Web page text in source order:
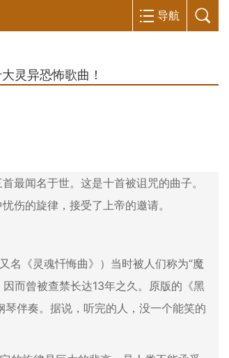
导航
灵异恐怖歌曲！
最闻名于世。这是十首被诅咒的曲子。
伤的旋律，接受了上帝的邀请。
灵魂忏悔曲》）当时被人们称为“魔
而曾被查禁长达13年之久。原版的《黑
伴奏。据说，听完的人，没一个能笑的